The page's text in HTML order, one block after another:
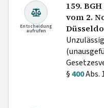
Entscheidung
aufrufen
159.
vom 2.
§400Abs.